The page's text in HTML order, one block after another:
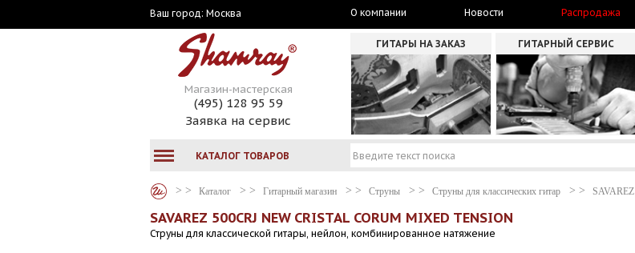
Ваш город: Москва О компании Новости Распродажа
Магазин-мастерская
(495) 128 95 59
Заявка на сервис
ГИТАРЫ НА ЗАКАЗ ГИТАРНЫЙ СЕРВИС
КАТАЛОГ ТОВАРОВ
Каталог Гитарный магазин Струны Струны для классических гитар SAVAREZ
SAVAREZ 500CRJ NEW CRISTAL CORUM MIXED TENSION
Струны для классической гитары, нейлон, комбинированное натяжение